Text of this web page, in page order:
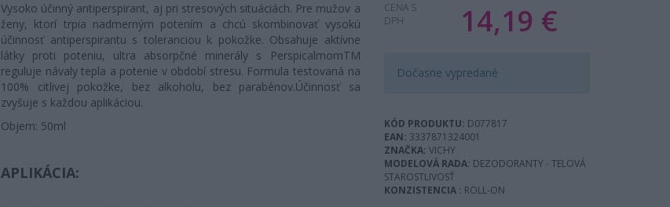
Vysoko účinný antiperspirant, aj pri stresových situáciách. Pre mužov a
ženy, ktorí trpia nadmerným potením a chcú skombinovať vysokú
účinnosť antiperspirantu s toleranciou k pokožke. Obsahuje aktívne
látky proti poteniu, ultra absorpčné minerály s PerspicalmomTM
reguluje návaly tepla a potenie v období stresu. Formula testovaná na
100% citlivej pokožke, bez alkoholu, bez parabénov.Účinnosť sa
zvyšuje s každou aplikáciou.
Objem: 50ml
APLIKÁCIA:
CENA S
DPH
14,19 €
Dočasne vypredané
KÓD PRODUKTU: D077817
EAN: 3337871324001
ZNAČKA: VICHY
MODELOVÁ RADA: DEZODORANTY - TELOVÁ
STAROSTLIVOSŤ
KONZISTENCIA : ROLL-ON